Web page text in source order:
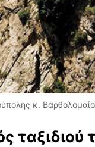
κ.
ταξιδιού